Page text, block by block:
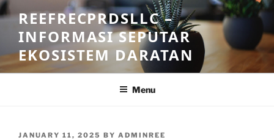
Skip
to
content
REEFRECPRDSLLC –
INFORMASI SEPUTAR
EKOSISTEM DARATAN
Menu
POSTED
JANUARY 11, 2025 BY ADMINREE